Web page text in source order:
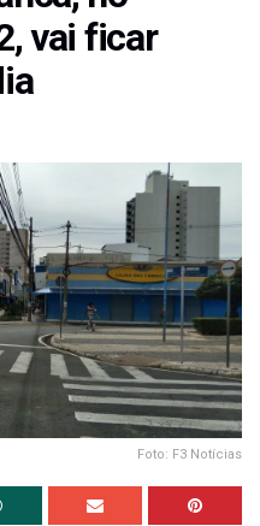
vai ficar
Foto: F3 Notícias